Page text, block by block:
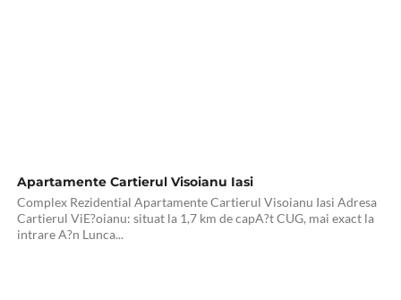
Apartamente Cartierul Visoianu Iasi
Complex Rezidential Apartamente Cartierul Visoianu Iasi Adresa
Cartierul ViE?oianu: situat la 1,7 km de capA?t CUG, mai exact la
intrare A?n Lunca...